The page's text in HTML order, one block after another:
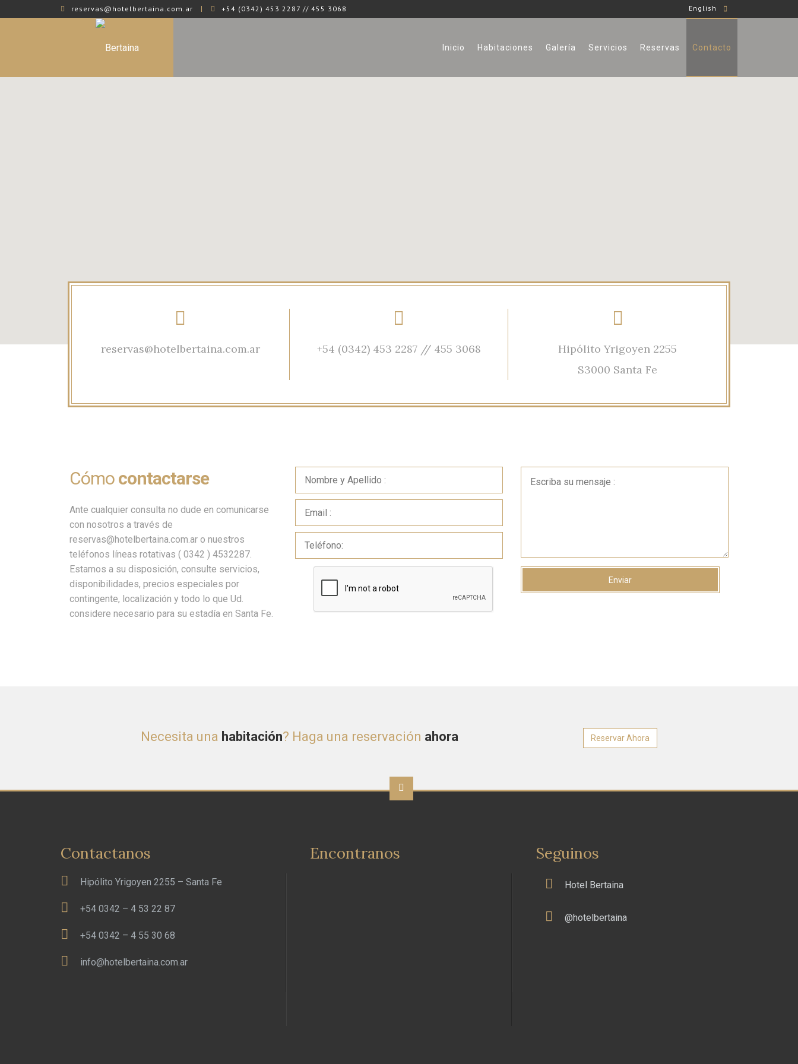
reservas@hotelbertaina.com.ar +54 (0342) 453 2287 // 455 3068 English
Inicio Habitaciones Galería Servicios Reservas Contacto
reservas@hotelbertaina.com.ar +54 (0342) 453 2287 // 455 3068
Hipólito Yrigoyen 2255
S3000 Santa Fe
Cómo contactarse
Ante cualquier consulta no dude en comunicarse
con nosotros a través de
reservas@hotelbertaina.com.ar o nuestros
teléfonos líneas rotativas ( 0342 ) 4532287.
Estamos a su disposición, consulte servicios,
disponibilidades, precios especiales por
contingente, localización y todo lo que Ud.
considere necesario para su estadía en Santa Fe.
Necesita una habitación? Haga una reservación ahora Reservar Ahora
Contactanos
Hipólito Yrigoyen 2255 – Santa Fe
+54 0342 – 4 53 22 87
+54 0342 – 4 55 30 68
info@hotelbertaina.com.ar
Encontranos Seguinos
Hotel Bertaina
@hotelbertaina